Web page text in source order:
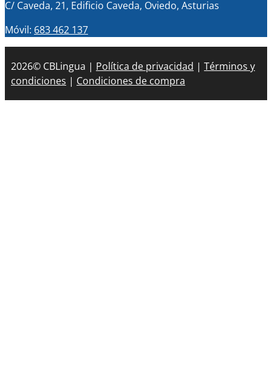
C/ Caveda, 21, Edificio Caveda, Oviedo, Asturias
Móvil: 683 462 137
2026© CBLingua | Política de privacidad | Términos y
condiciones | Condiciones de compra